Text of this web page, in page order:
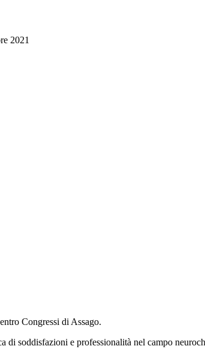
2021
Congressi di Assago.
di soddisfazioni e professionalità nel campo